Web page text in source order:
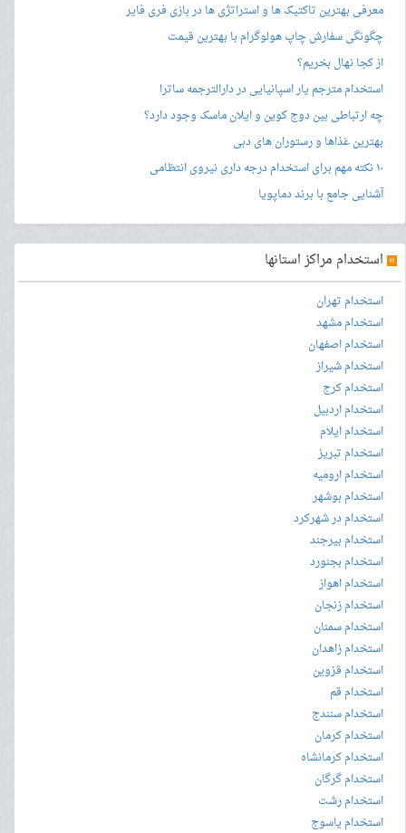
معرفی بهترین تاکتیک ها و استراتژی ها در بازی فری فایر
چگونگی سفارش چاپ هولوگرام با بهترین قیمت
از کجا نهال بخریم؟
استخدام مترجم یار اسپانیایی در دارالترجمه ساترا
چه ارتباطی بین دوج کوین و ایلان ماسک وجود دارد؟
بهترین غذاها و رستوران های دبی
۱۰ نکته مهم برای استخدام درجه داری نیروی انتظامی
آشنایی جامع با برند دماپویا
» استخدام مراکز استانها
استخدام تهران
استخدام مشهد
استخدام اصفهان
استخدام شیراز
استخدام کرج
استخدام اردبیل
استخدام ایلام
استخدام تبریز
استخدام ارومیه
استخدام بوشهر
استخدام در شهرکرد
استخدام بیرجند
استخدام بجنورد
استخدام اهواز
استخدام زنجان
استخدام سمنان
استخدام زاهدان
استخدام قزوین
استخدام قم
استخدام سنندج
استخدام کرمان
استخدام کرمانشاه
استخدام گرگان
استخدام رشت
استخدام یاسوج